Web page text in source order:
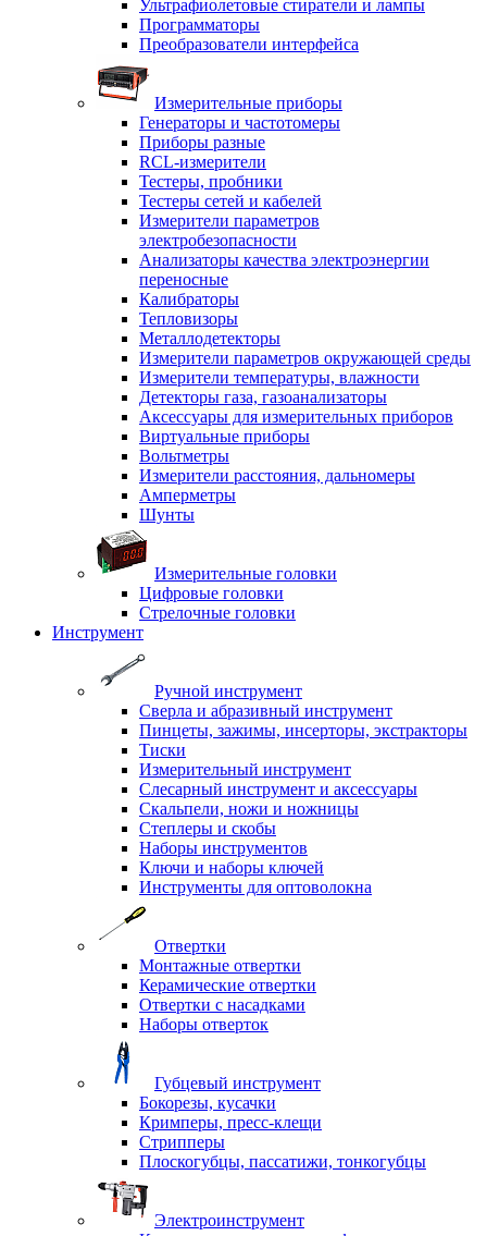
Ультрафиолетовые стиратели и лампы
Программаторы
Преобразователи интерфейса
Измерительные приборы
Генераторы и частотомеры
Приборы разные
RCL-измерители
Тестеры, пробники
Тестеры сетей и кабелей
Измерители параметров
электробезопасности
Анализаторы качества электроэнергии
переносные
Калибраторы
Тепловизоры
Металлодетекторы
Измерители параметров окружающей среды
Измерители температуры, влажности
Детекторы газа, газоанализаторы
Аксессуары для измерительных приборов
Виртуальные приборы
Вольтметры
Измерители расстояния, дальномеры
Амперметры
Шунты
Измерительные головки
Цифровые головки
Стрелочные головки
Инструмент
Ручной инструмент
Сверла и абразивный инструмент
Пинцеты, зажимы, инсерторы, экстракторы
Тиски
Измерительный инструмент
Слесарный инструмент и аксессуары
Скальпели, ножи и ножницы
Степлеры и скобы
Наборы инструментов
Ключи и наборы ключей
Инструменты для оптоволокна
Отвертки
Монтажные отвертки
Керамические отвертки
Отвертки с насадками
Наборы отверток
Губцевый инструмент
Бокорезы, кусачки
Кримперы, пресс-клещи
Стрипперы
Плоскогубцы, пассатижи, тонкогубцы
Электроинструмент